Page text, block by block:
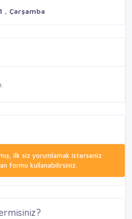
, Çarşamba
ilk siz yorumlamak isterseniz
formu kullanabilirsiniz.